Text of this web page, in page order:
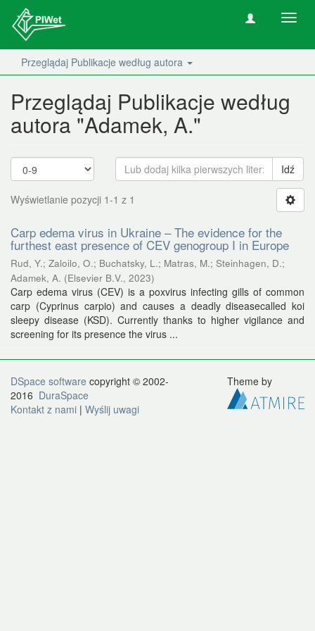
Przeglądaj Publikacje według autora
Przeglądaj Publikacje według
autora "Adamek, A."
Idź
Wyświetlanie pozycji 1-1 z 1
Carp edema virus in Ukraine – The evidence for the
furthest east presence of CEV genogroup I in Europe
Rud, Y.; Zaloilo, O.; Buchatsky, L.; Matras, M.; Steinhagen, D.;
Adamek, A. (Elsevier B.V., 2023)
Carp edema virus (CEV) is a poxvirus infecting gills of common
carp (Cyprinus carpio) and causes a deadly diseasecalled koi
sleepy disease (KSD). Currently thanks to higher vigilance and
screening for its presence the virus ...
DSpace software copyright © 2002-
2016 DuraSpace
Kontakt z nami | Wyślij uwagi
Theme by